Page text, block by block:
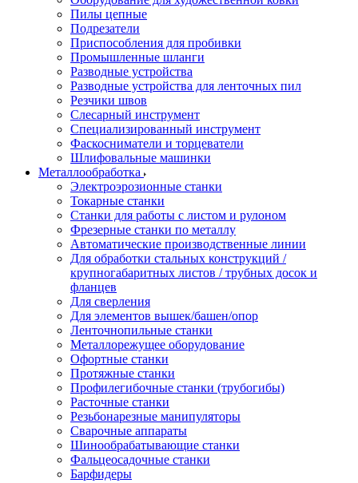
Пилы цепные
Подрезатели
Приспособления для пробивки
Промышленные шланги
Разводные устройства
Разводные устройства для ленточных пил
Резчики швов
Слесарный инструмент
Специализированный инструмент
Фаскосниматели и торцеватели
Шлифовальные машинки
Металлообработка
Электроэрозионные станки
Токарные станки
Станки для работы с листом и рулоном
Фрезерные станки по металлу
Автоматические производственные линии
Для обработки стальных конструкций /
крупногабаритных листов / трубных досок и
фланцев
Для сверления
Для элементов вышек/башен/опор
Ленточнопильные станки
Металлорежущее оборудование
Офортные станки
Протяжные станки
Профилегибочные станки (трубогибы)
Расточные станки
Резьбонарезные манипуляторы
Сварочные аппараты
Шинообрабатывающие станки
Фальцеосадочные станки
Барфидеры